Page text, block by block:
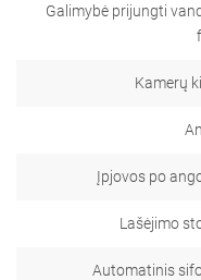
Galimybė prijungti
Kamerų
Įpjovos po
Lašėjimo
Automatinis